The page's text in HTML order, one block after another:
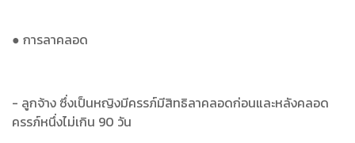
● การลาคลอด
- ลูกจ้าง ซึ่งเป็นหญิงมีครรภ์มีสิทธิลาคลอดก่อนและหลังคลอด
ครรภ์หนึ่งไม่เกิน 90 วัน